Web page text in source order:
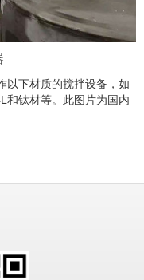
以下材质的搅拌设备，如
和钛材等。此图片为国内